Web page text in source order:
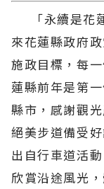
「永續是花
來花蓮縣政府
施政目標，每
蓮縣前年是第
縣市，感謝觀
絕美步道備受
出自行車道活
欣賞沿途風光